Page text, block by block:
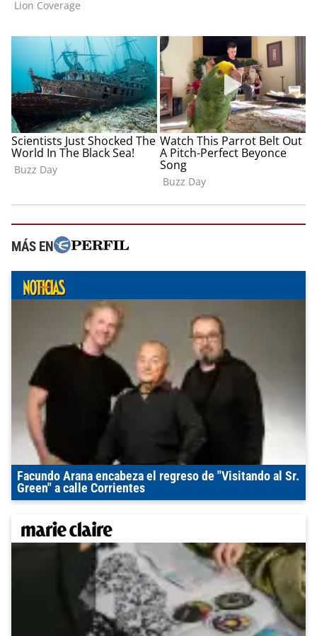
MÁS EN
Facundo Arana encabeza el regreso de "Visitando al Sr.
Green" a calle Corrientes